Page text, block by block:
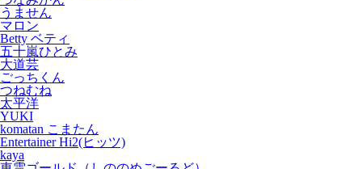
うません
マロン
Betty ベティ
五十嵐ひとみ
大道芸
ごっちくん
つねむね
太平洋
YUKI
komatan こまたん
Entertainer Hi2(ヒッツ)
kaya